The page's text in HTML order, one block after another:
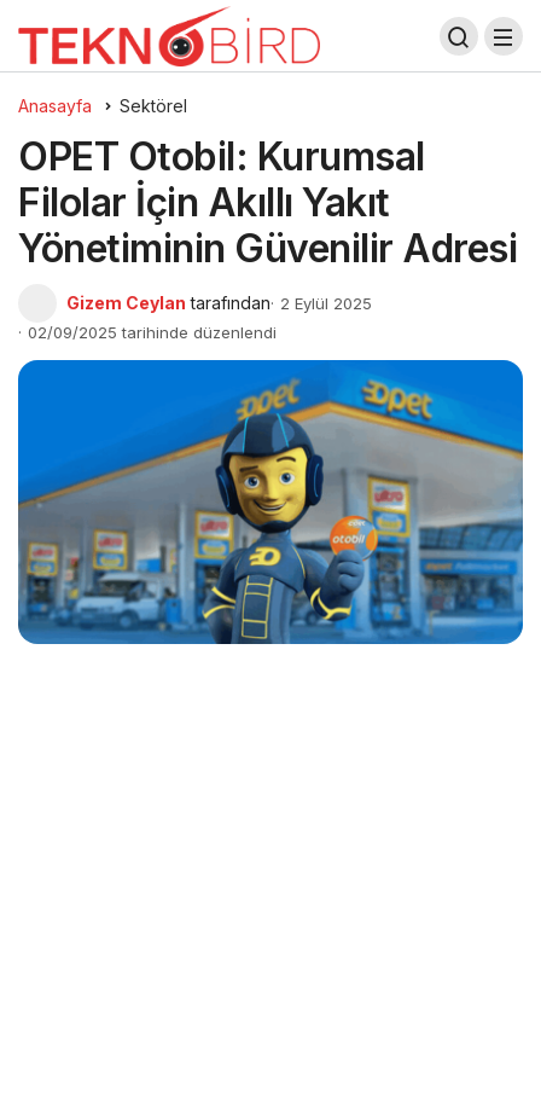
Anasayfa Sektörel
OPET Otobil: Kurumsal
Filolar İçin Akıllı Yakıt
Yönetiminin Güvenilir Adresi
Gizem Ceylan tarafından
2 Eylül 2025
02/09/2025 tarihinde düzenlendi